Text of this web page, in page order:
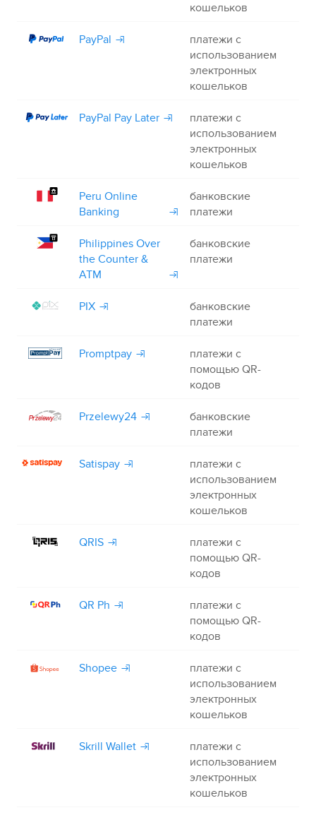
кошельков
PayPal
платежи с
использованием
электронных
кошельков
PayPal Pay Later
платежи с
использованием
электронных
кошельков
Peru Online
Banking
банковские
платежи
Philippines Over
the Counter &
ATM
банковские
платежи
PIX
банковские
платежи
Promptpay
платежи с
помощью QR-
кодов
Przelewy24
банковские
платежи
Satispay
платежи с
использованием
электронных
кошельков
QRIS
платежи с
помощью QR-
кодов
QR Ph
платежи с
помощью QR-
кодов
Shopee
платежи с
использованием
электронных
кошельков
Skrill Wallet
платежи с
использованием
электронных
кошельков